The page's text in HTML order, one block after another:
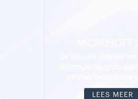
LEES MEER